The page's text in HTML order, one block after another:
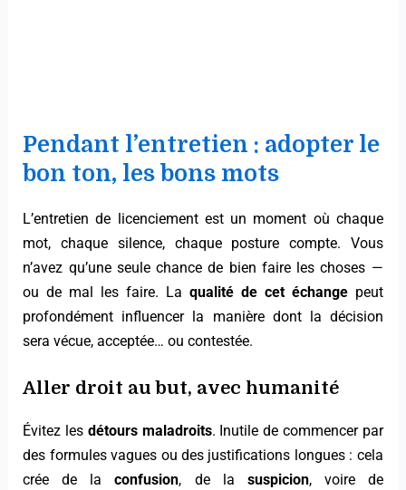
Pendant l’entretien : adopter le
bon ton, les bons mots
L’entretien de licenciement est un moment où chaque
mot, chaque silence, chaque posture compte. Vous
n’avez qu’une seule chance de bien faire les choses —
ou de mal les faire. La qualité de cet échangepeut
profondément influencer la manière dont la décision
sera vécue, acceptée… ou contestée.
Aller droit au but, avec humanité
Évitez les détours maladroits. Inutile de commencer par
des formules vagues ou des justifications longues : cela
crée de laconfusion, de la suspicion, voire de